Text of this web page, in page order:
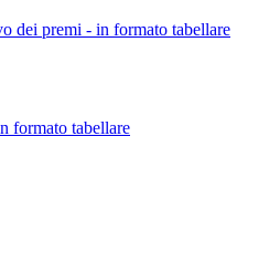
dei premi - in formato tabellare
formato tabellare